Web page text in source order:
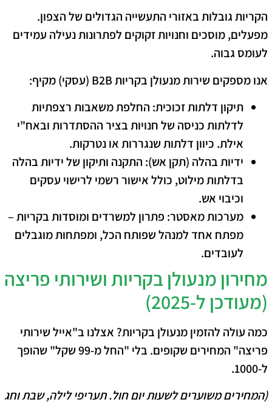
​הקריות גובלות באזורי התעשייה הגדולים של הצפון.
מפעלים, מוסכים וחנויות זקוקים לפתרונות נעילה עמידים
לעומס גבוה.
אנו מספקים שירות מנעולן בקריות B2B (עסקי) מקיף:
תיקון דלתות זכוכית: החלפת משאבות רצפתיות
לדלתות כניסה של חנויות בציר ההסתדרות ובאח"י
אילת. כיוון דלתות שנגררות או נטרקות.
ידיות בהלה (תקן אש): התקנה ותיקון של ידיות בהלה
בדלתות מילוט, כולל אישור רשמי לרישוי עסקים
וכיבוי אש.
מערכות מאסטר: פתרון למשרדים ומוסדות בקריות –
מפתח אחד למנהל שפותח הכל, ומפתחות מוגבלים
לעובדים.
​מחירון מנעולן בקריות ושירותי פריצה
(מעודכן ל-2025)
​כמה עולה להזמין מנעולן בקריות? אצלנו ב"אייל שירותי
פריצה" המחירים שקופים. בלי "החל מ-99 שקל" שהופך
ל-1000.
(המחירים משוערים לשעות יום חול. תעריפי לילה, שבת וחג